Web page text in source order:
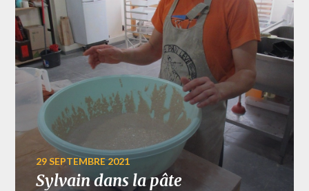
29 SEPTEMBRE 2021
Sylvain dans la pâte